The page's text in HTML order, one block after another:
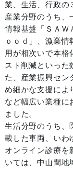
業、生活、行政の
産業分野のうち、
情報基盤「ＳＡＷ
ｏｏｄ」、漁業
用が相次いで本格
スト削減といった
た、産業振興セン
め細かな支援によ
など幅広い業種に
ました。
生活分野のうち、
載した車両、いわ
オンライン診療を
いては、中山間地